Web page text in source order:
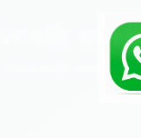
em
sobre